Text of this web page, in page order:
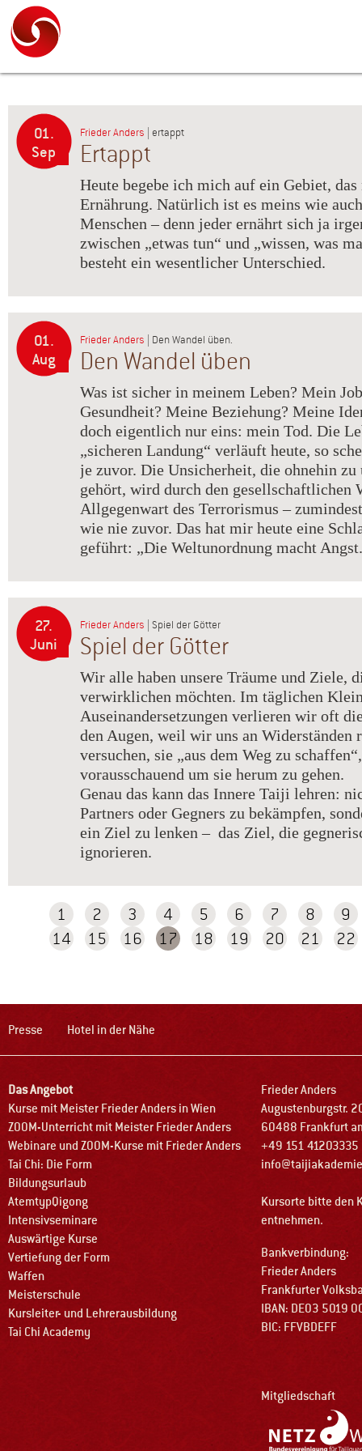
01.
Sep
Frieder Anders | ertappt
Ertappt
Heute begebe ich mich auf ein Gebiet,
Ernährung. Natürlich ist es meins wie
Menschen – denn jeder ernährt sich ja
zwischen „etwas tun“ und „wissen, was
besteht ein wesentlicher Unterschied.
01.
Aug
Frieder Anders | Den Wandel üben.
Den Wandel üben
Was ist sicher in meinem Leben? Mein
Gesundheit? Meine Beziehung? Meine
doch eigentlich nur eins: mein Tod. Die
„sicheren Landung“ verläuft heute, so
je zuvor. Die Unsicherheit, die ohnehin zu
gehört, wird durch den gesellschaftlichen
Allgegenwart des Terrorismus –
wie nie zuvor. Das hat mir heute eine
geführt: „Die Weltunordnung macht
27.
Juni
Frieder Anders | Spiel der Götter
Spiel der Götter
Wir alle haben unsere Träume und Ziele,
verwirklichen möchten. Im täglichen
Auseinandersetzungen verlieren wir oft
den Augen, weil wir uns an Widerständen
versuchen, sie „aus dem Weg zu
vorausschauend um sie herum zu gehen.
Genau das kann das Innere Taiji lehren:
Partners oder Gegners zu bekämpfen,
ein Ziel zu lenken – das Ziel, die
ignorieren.
1 2 3 4 5 6 7 8
9
14
15 16 17 18 19 20 21 22
Presse Hotel in der Nähe
Das Angebot
Kurse mit Meister Frieder Anders in Wien
ZOOM-Unterricht mit Meister Frieder Anders
Webinare und ZOOM-Kurse mit Frieder Anders
Tai Chi: Die Form
Bildungsurlaub
AtemtypQigong
Intensivseminare
Auswärtige Kurse
Vertiefung der Form
Waffen
Meisterschule
Kursleiter- und Lehrerausbildung
Tai Chi Academy
Frieder Anders
Augustenburgstr.
60488 Frankfurt
+49 151 41203335
Kursorte bitte den
entnehmen.
Bankverbindung:
Frieder Anders
Frankfurter
IBAN: DE03 5019
BIC: FFVBDEFF
Mitgliedschaft